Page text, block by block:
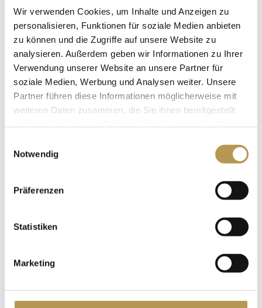
Wir verwenden Cookies, um Inhalte und Anzeigen zu
personalisieren, Funktionen für soziale Medien anbieten
zu können und die Zugriffe auf unsere Website zu
analysieren. Außerdem geben wir Informationen zu Ihrer
Verwendung unserer Website an unsere Partner für
soziale Medien, Werbung und Analysen weiter. Unsere
Partner führen diese Informationen möglicherweise mit
weiteren Daten zusammen, die Sie ihnen bereitgestellt
Notwendig
Präferenzen
Statistiken
Marketing